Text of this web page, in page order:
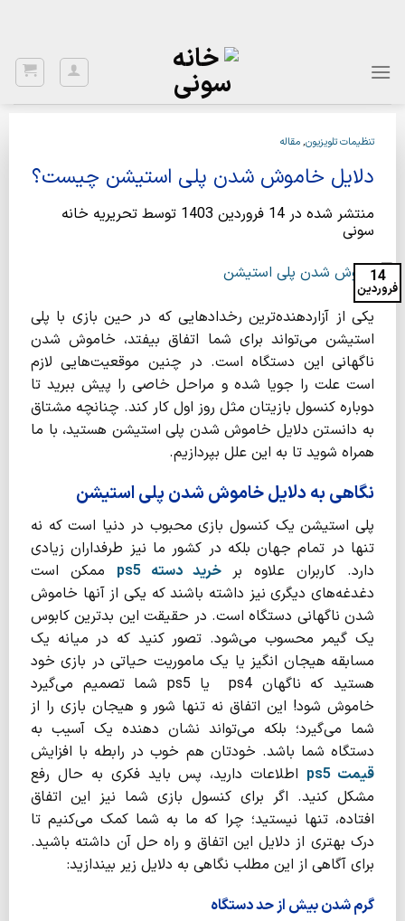
تنظیمات تلویزیون,مقاله
دلایل خاموش شدن پلی استیشن چیست؟
منتشر شده در 14 فروردین 1403 توسط تحریریه خانه
سونی
14
فروردین
یکی از آزاردهنده‌ترین رخدادهایی که در حین بازی با پلی
استیشن می‌تواند برای شما اتفاق بیفتد، خاموش شدن
ناگهانی این دستگاه است. در چنین موقعیت‌هایی لازم
است علت را جویا شده و مراحل خاصی را پیش ببرید تا
دوباره کنسول بازیتان مثل روز اول کار کند. چنانچه مشتاق
به دانستن دلایل خاموش شدن پلی استیشن هستید، با ما
همراه شوید تا به این علل بپردازیم.
نگاهی به دلایل خاموش شدن پلی استیشن
پلی استیشن یک کنسول بازی محبوب در دنیا است که نه
تنها در تمام جهان بلکه در کشور ما نیز طرفداران زیادی
دارد. کاربران علاوه برخرید دسته ps5
ممکن است
دغدغه‌های دیگری نیز داشته باشند که یکی از آنها خاموش
شدن ناگهانی دستگاه است. در حقیقت این بدترین کابوس
یک گیمر محسوب می‌شود. تصور کنید که در میانه یک
مسابقه هیجان انگیز یا یک ماموریت حیاتی در بازی خود
هستید که ناگهان ps4 یا ps5 شما تصمیم می‌گیرد
خاموش شود! این اتفاق نه تنها شور و هیجان بازی را از
شما می‌گیرد؛ بلکه می‌تواند نشان دهنده یک آسیب به
دستگاه شما باشد. خودتان هم خوب در رابطه با افزایش
قیمت ps5
اطلاعات دارید، پس باید فکری به حال رفع
مشکل کنید. اگر برای کنسول بازی شما نیز این اتفاق
افتاده، تنها نیستید؛ چرا که ما به شما کمک می‌کنیم تا
درک بهتری از دلایل این اتفاق و راه حل آن داشته باشید.
برای آگاهی از این مطلب نگاهی به دلایل زیر بیندازید:
گرم شدن بیش از حد دستگاه